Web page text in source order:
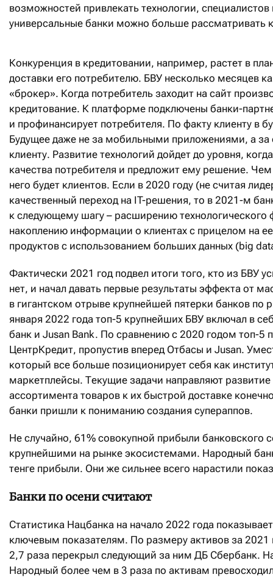
возможностей привлекать технологии,
универсальные банки можно больше рассматривать
Конкуренция в кредитовании, например, растет в
доставки его потребителю. БВУ несколько месяцев
«брокер». Когда потребитель заходит на сайт
кредитование. К платформе подключены банки-
и профинансирует потребителя. По факту клиенту в
Будущее даже не за мобильными приложениями, а за
клиенту. Развитие технологий дойдет до уровня,
качества потребителя и предложит ему решение.
него будет клиентов. Если в 2020 году (не считая
качественный переход на IT-решения, то в 2021-м
к следующему шагу – расширению технологического
накоплению информации о клиентах с прицелом на
продуктов с использованием больших данных (big
Фактически 2021 год подвел итоги того, кто из БВУ
нет, и начал давать первые результаты эффекта от
в гигантском отрыве крупнейшей пятерки банков по
января 2022 года топ-5 крупнейших БВУ включал в
банк и Jusan Bank. По сравнению с 2020 годом топ-5
ЦентрКредит, пропустив вперед Отбасы и Jusan.
который все больше позиционирует себя как
маркетплейсы. Текущие задачи направляют
ассортимента товаров к их быстрой доставке
банки пришли к пониманию создания супераппов.
Не случайно, 61% совокупной прибыли банковского
крупнейшими на рынке экосистемами. Народный
тенге прибыли. Они же сильнее всего нарастили
Банки по осени считают
Статистика Нацбанка на начало 2022 года
ключевым показателям. По размеру активов за
2,7 раза перекрыл следующий за ним ДБ Сбербанк.
Народный более чем в 3 раза по активам